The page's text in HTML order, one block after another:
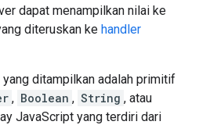
dapat menampilkan nilai ke
diteruskan ke handler
ditampilkan adalah primitif
, Boolean , String , atau
JavaScript yang terdiri dari